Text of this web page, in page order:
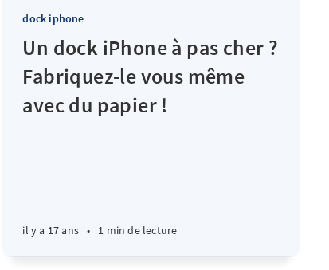
dock iphone
Un dock iPhone à pas cher ?
Fabriquez-le vous même
avec du papier !
il y a 17 ans • 1 min de lecture